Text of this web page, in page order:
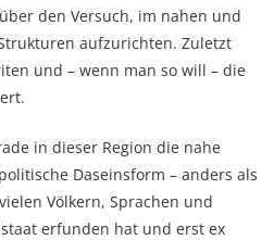
den Versuch, im nahen und
aufzurichten. Zuletzt
und – wenn man so will – die
in dieser Region die nahe
Daseinsform – anders als
Völkern, Sprachen und
erfunden hat und erst ex